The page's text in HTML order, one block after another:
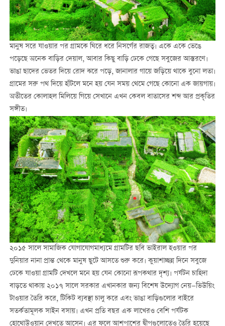
মানুষ সরে যাওয়ার পর গ্রামকে ঘিরে ধরে নিসর্গের রাজত্ব। একে একে ভেঙে
পড়েছে অনেক বাড়ির দেয়াল, আবার কিছু বাড়ি ঢেকে গেছে সবুজের আস্তরণে।
ভাঙা ছাদের ভেতর দিয়ে রোদ ঝরে পড়ে, জানালার গায়ে জড়িয়ে থাকে বুনো লতা।
গ্রামের সরু পথ দিয়ে হাঁটলে মনে হয় যেন সময় থেমে গেছে কোনো এক জায়গায়।
অতীতের কোলাহল মিলিয়ে গিয়ে সেখানে এখন কেবল বাতাসের শব্দ আর প্রকৃতির
সঙ্গীত।
২০১৫ সালে সামাজিক যোগাযোগমাধ্যমে গ্রামটির ছবি ভাইরাল হওয়ার পর
দুনিয়ার নানা প্রান্ত থেকে মানুষ ছুটে আসতে শুরু করে। কুয়াশাচ্ছন্ন দিনে সবুজে
ঢেকে যাওয়া গ্রামটি দেখলে মনে হয় যেন কোনো রূপকথার দৃশ্য। পর্যটন চাহিদা
বাড়তে থাকায় ২০১৭ সালে সরকার এখানকার জন্য বিশেষ উদ্যোগ নেয়—ভিউয়িং
টাওয়ার তৈরি করে, টিকিট ব্যবস্থা চালু করে এবং ভাঙা বাড়িগুলোর বাইরে
সতর্কতামূলক সাইন বসায়। এখন প্রতি বছর এক লাখেরও বেশি পর্যটক